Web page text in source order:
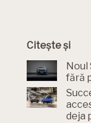
Citește și
Noul
fără
deja